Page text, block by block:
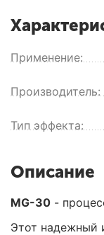
Применение:
Производитель:
Тип эффекта:
Описание
MG-30 -
Этот надежный